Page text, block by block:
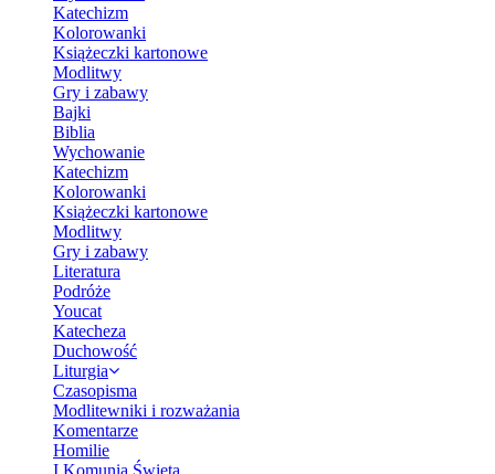
Katechizm
Kolorowanki
Książeczki kartonowe
Modlitwy
Gry i zabawy
Bajki
Biblia
Wychowanie
Katechizm
Kolorowanki
Książeczki kartonowe
Modlitwy
Gry i zabawy
Literatura
Podróże
Youcat
Katecheza
Duchowość
Liturgia
Czasopisma
Modlitewniki i rozważania
Komentarze
Homilie
I Komunia Święta